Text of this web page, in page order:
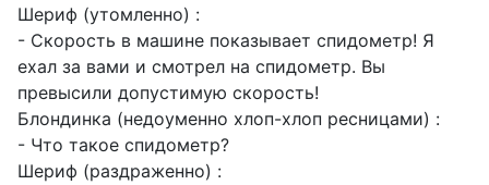
Шериф (утомленно) :
- Скорость в машине показывает спидометр! Я
ехал за вами и смотрел на спидометр. Вы
превысили допустимую скорость!
Блондинка (недоуменно хлоп-хлоп ресницами) :
- Что такое спидометр?
Шериф (раздраженно) :